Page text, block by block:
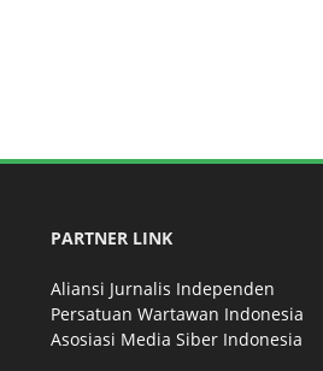
PARTNER LINK
Aliansi Jurnalis Independen
Persatuan Wartawan Indonesia
Asosiasi Media Siber Indonesia